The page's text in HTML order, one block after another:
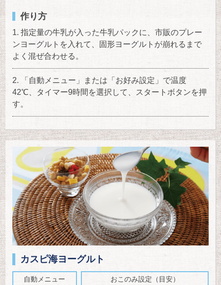
作り方
指定量の牛乳が入った牛乳パックに、市販のプレー
ンヨーグルトを入れて、固形ヨーグルトが崩れるまで
よく混ぜ合わせる。
「自動メニュー」または「お好み設定」で温度
42℃、タイマー9時間を選択して、スタートボタンを押
す。
カスピ海ヨーグルト
自動メニュー
おこのみ設定（目安）